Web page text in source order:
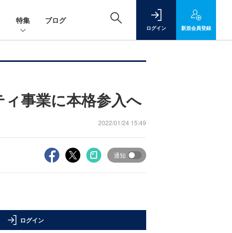
特集 ブログ
ログイン 新規会員登録
事業に本格参入へ
2022/01/24 15:49
通知
ログイン